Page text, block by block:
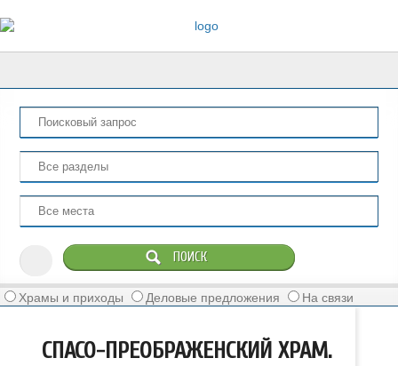
Храмы и приходы Деловые предложения На связи
СПАСО-ПРЕОБРАЖЕНСКИЙ ХРАМ.